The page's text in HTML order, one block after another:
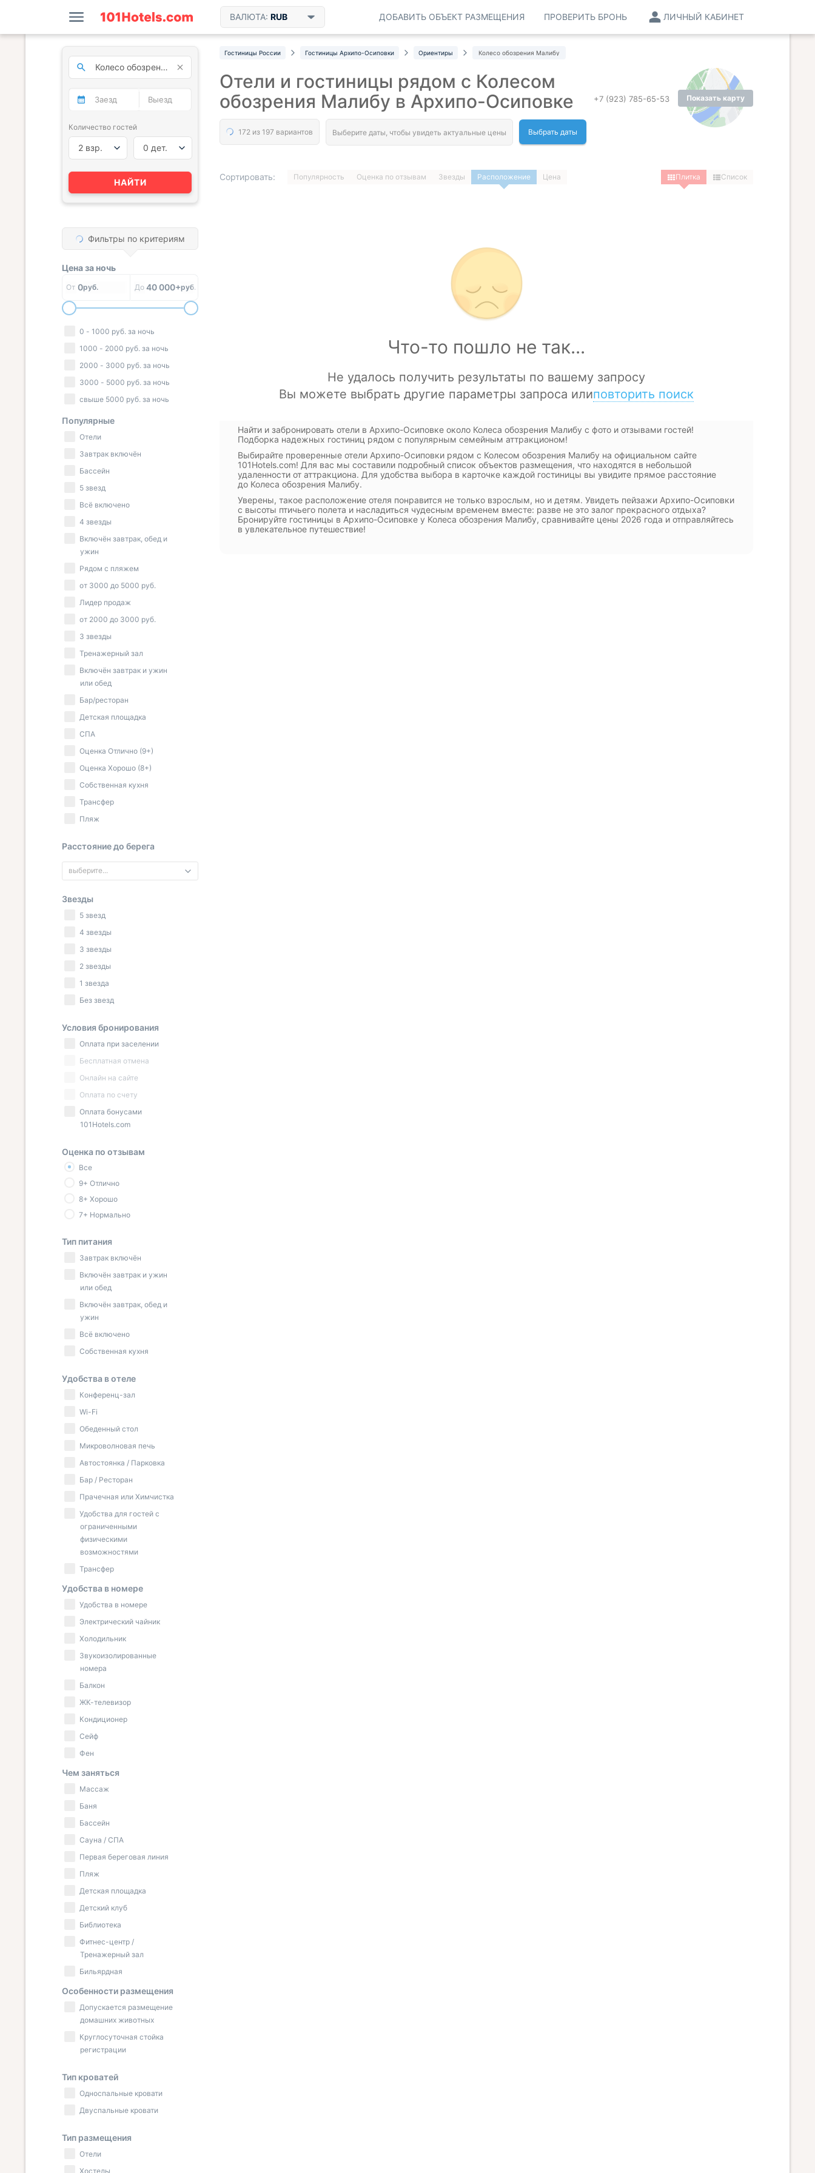
ВАЛЮТА: RUB ЛИЧНЫЙ КАБИНЕТ
ПРОВЕРИТЬ БРОНЬ
ДОБАВИТЬ ОБЪЕКТ РАЗМЕЩЕНИЯ
Гостиницы России Гостиницы Архипо-Осиповки Ориентиры Колесо обозрения Малибу
Показать карту
+7 (923) 785-65-53
Отели и гостиницы рядом с Колесом
обозрения Малибу в Архипо-Осиповке
Выбрать даты
Сортировать: Популярность Оценка по отзывам Звезды Расположение Цена Плитка Список
Найти и забронировать отели в Архипо-Осиповке около Колеса обозрения Малибу с фото и отзывами гостей!
Подборка надежных гостиниц рядом с популярным семейным аттракционом!
Выбирайте проверенные отели Архипо-Осиповки рядом с Колесом обозрения Малибу на официальном сайте
101Hotels.com! Для вас мы составили подробный список объектов размещения, что находятся в небольшой
удаленности от аттракциона. Для удобства выбора в карточке каждой гостиницы вы увидите прямое расстояние
до Колеса обозрения Малибу.
Уверены, такое расположение отеля понравится не только взрослым, но и детям. Увидеть пейзажи Архипо-Осиповки
с высоты птичьего полета и насладиться чудесным временем вместе: разве не это залог прекрасного отдыха?
Бронируйте гостиницы в Архипо-Осиповке у Колеса обозрения Малибу, сравнивайте цены 2026 года и отправляйтесь
в увлекательное путешествие!
Количество гостей
2 взр. 0 дет.
НАЙТИ
Фильтры по критериям
Цена за ночь
От 0руб. До 40 000+руб.
0 - 1000 руб. за ночь
1000 - 2000 руб. за ночь
2000 - 3000 руб. за ночь
3000 - 5000 руб. за ночь
свыше 5000 руб. за ночь
Популярные
Отели
Завтрак включён
Бассейн
5 звезд
Всё включено
4 звезды
Включён завтрак, обед и
ужин
Рядом с пляжем
от 3000 до 5000 руб.
Лидер продаж
от 2000 до 3000 руб.
3 звезды
Тренажерный зал
Включён завтрак и ужин
или обед
Бар/ресторан
Детская площадка
СПА
Оценка Отлично (9+)
Оценка Хорошо (8+)
Собственная кухня
Трансфер
Пляж
Расстояние до берега
выберите...
Звезды
5 звезд
4 звезды
3 звезды
2 звезды
1 звезда
Без звезд
Условия бронирования
Оплата при заселении
Бесплатная отмена
Онлайн на сайте
Оплата по счету
Оплата бонусами
101Hotels.com
Оценка по отзывам
Все
9+ Отлично
8+ Хорошо
7+ Нормально
Тип питания
Завтрак включён
Включён завтрак и ужин
или обед
Включён завтрак, обед и
ужин
Всё включено
Собственная кухня
Удобства в отеле
Конференц-зал
Wi-Fi
Обеденный стол
Микроволновая печь
Автостоянка / Парковка
Бар / Ресторан
Прачечная или Химчистка
Удобства для гостей с
ограниченными
физическими
возможностями
Трансфер
Удобства в номере
Удобства в номере
Электрический чайник
Холодильник
Звукоизолированные
номера
Балкон
ЖК-телевизор
Кондиционер
Сейф
Фен
Чем заняться
Массаж
Баня
Бассейн
Сауна / СПА
Первая береговая линия
Пляж
Детская площадка
Детский клуб
Библиотека
Фитнес-центр /
Тренажерный зал
Бильярдная
Особенности размещения
Допускается размещение
домашних животных
Круглосуточная стойка
регистрации
Тип кроватей
Односпальные кровати
Двуспальные кровати
Тип размещения
Отели
Хостелы